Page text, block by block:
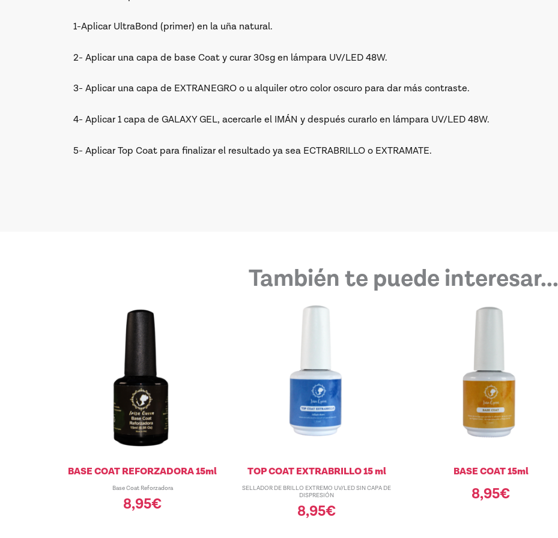
1-Aplicar UltraBond (primer) en la uña natural.
2- Aplicar una capa de base Coat y curar 30sg en lámpara UV/LED 48W.
3- Aplicar una capa de EXTRANEGRO o u alquiler otro color oscuro para dar más contraste.
4- Aplicar 1 capa de GALAXY GEL, acercarle el IMÁN y después curarlo en lámpara UV/LED 48W.
5- Aplicar Top Coat para finalizar el resultado ya sea ECTRABRILLO o EXTRAMATE.
También te puede interesar...
BASE COAT REFORZADORA 15ml
Base Coat Reforzadora
8,95€
TOP COAT EXTRABRILLO 15 ml
SELLADOR DE BRILLO EXTREMO UV/LED SIN CAPA DE
DISPRESIÓN
8,95€
BASE COAT 15ml
8,95€